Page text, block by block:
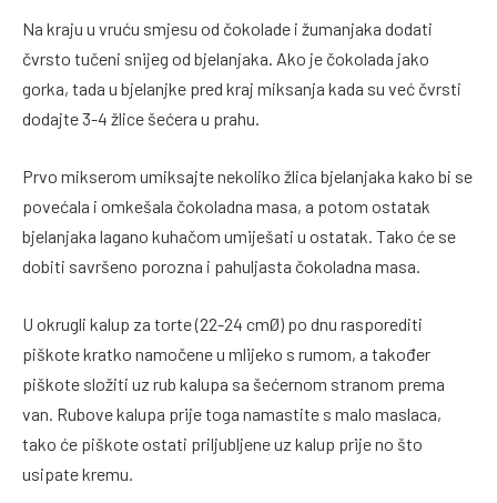
Na kraju u vruću smjesu od čokolade i žumanjaka dodati
čvrsto tučeni snijeg od bjelanjaka. Ako je čokolada jako
gorka, tada u bjelanjke pred kraj miksanja kada su već čvrsti
dodajte 3-4 žlice šećera u prahu.
Prvo mikserom umiksajte nekoliko žlica bjelanjaka kako bi se
povećala i omkešala čokoladna masa, a potom ostatak
bjelanjaka lagano kuhačom umiješati u ostatak. Tako će se
dobiti savršeno porozna i pahuljasta čokoladna masa.
U okrugli kalup za torte (22-24 cmØ) po dnu rasporediti
piškote kratko namočene u mlijeko s rumom, a također
piškote složiti uz rub kalupa sa šećernom stranom prema
van. Rubove kalupa prije toga namastite s malo maslaca,
tako će piškote ostati priljubljene uz kalup prije no što
usipate kremu.